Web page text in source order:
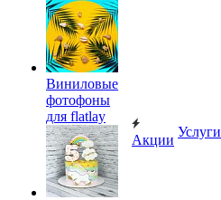
Виниловые
фотофоны
для flatlay
Акции
Услуги